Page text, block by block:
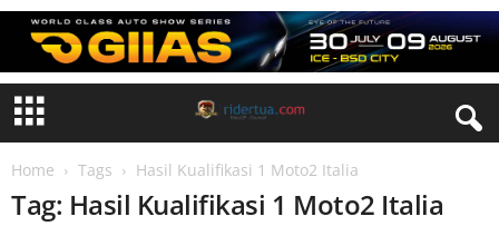
Home Tags Hasil Kualifikasi 1 Moto2 Italia
Tag: Hasil Kualifikasi 1 Moto2 Italia